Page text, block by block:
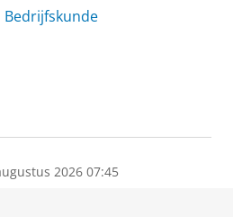
Bedrijfskunde
2026 07:45